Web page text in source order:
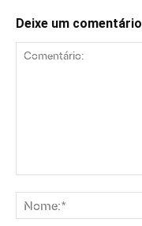
Deixe um comentário